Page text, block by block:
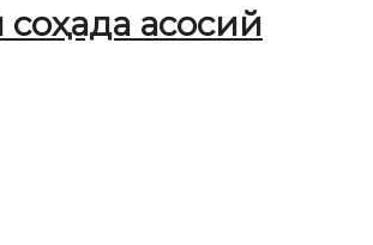
асосий